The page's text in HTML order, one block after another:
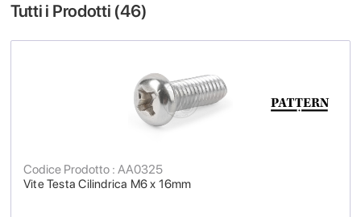
Tutti i Prodotti (46)
Vite Testa Cilindrica M6 x 16mm
Codice Prodotto : AA0325